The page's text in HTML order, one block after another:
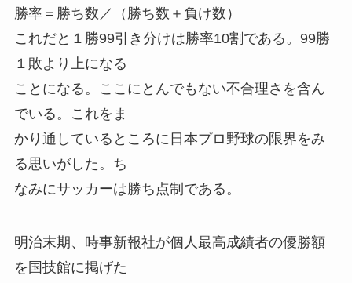
勝率＝勝ち数／（勝ち数＋負け数）
これだと１勝99引き分けは勝率10割である。99勝
１敗より上になる
ことになる。ここにとんでもない不合理さを含ん
でいる。これをま
かり通しているところに日本プロ野球の限界をみ
る思いがした。ち
なみにサッカーは勝ち点制である。
明治末期、時事新報社が個人最高成績者の優勝額
を国技館に掲げた